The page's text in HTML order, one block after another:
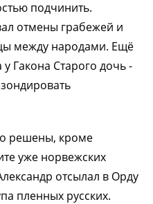
подчинить.
отмены грабежей и
между народами. Ещё
Гакона Старого дочь -
решены, кроме
уже норвежских
отсылал в Орду
пленных русских.